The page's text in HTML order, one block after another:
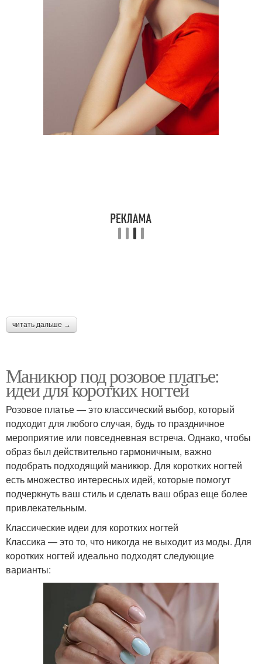
читать дальше →
Маникюр под розовое платье:
идеи для коротких ногтей
Розовое платье — это классический выбор, который
подходит для любого случая, будь то праздничное
мероприятие или повседневная встреча. Однако, чтобы
образ был действительно гармоничным, важно
подобрать подходящий маникюр. Для коротких ногтей
есть множество интересных идей, которые помогут
подчеркнуть ваш стиль и сделать ваш образ еще более
привлекательным.
Классические идеи для коротких ногтей
Классика — это то, что никогда не выходит из моды. Для
коротких ногтей идеально подходят следующие
варианты: